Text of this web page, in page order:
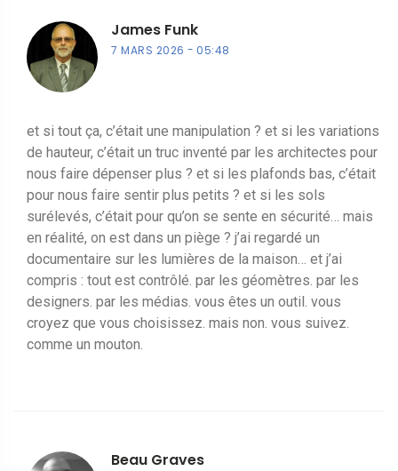
James Funk
7 MARS 2026 05:48
et si tout ça, c’était une manipulation ? et si les variations
de hauteur, c’était un truc inventé par les architectes pour
nous faire dépenser plus ? et si les plafonds bas, c’était
pour nous faire sentir plus petits ? et si les sols
surélevés, c’était pour qu’on se sente en sécurité… mais
en réalité, on est dans un piège ? j’ai regardé un
documentaire sur les lumières de la maison… et j’ai
compris : tout est contrôlé. par les géomètres. par les
designers. par les médias. vous êtes un outil. vous
croyez que vous choisissez. mais non. vous suivez.
comme un mouton.
Beau Graves